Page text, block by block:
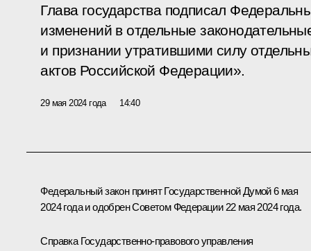
Глава государства подписал
изменений в отдельные
и признании утратившими силу
актов Российской Федерации».
29 мая 2024 года 14:40
Федеральный закон принят Государственной Думой 6 мая
2024 года и одобрен Советом Федерации 22 мая 2024 года.
Справка Государственно-правового управления